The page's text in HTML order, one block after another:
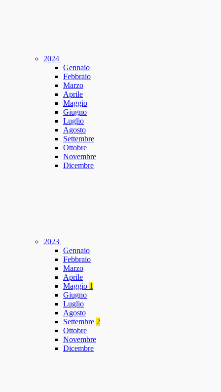
2024
Gennaio
Febbraio
Marzo
Aprile
Maggio
Giugno
Luglio
Agosto
Settembre
Ottobre
Novembre
Dicembre
2023
Gennaio
Febbraio
Marzo
Aprile
Maggio 1
Giugno
Luglio
Agosto
Settembre 2
Ottobre
Novembre
Dicembre